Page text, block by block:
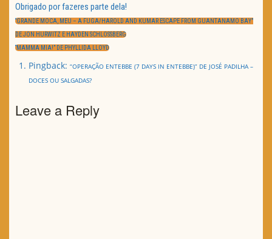
Obrigado por fazeres parte dela!
Navegação
de
artigos
PREVIOUS
POST:
“GRANDE MOCA, MEU – A FUGA/HAROLD AND KUMAR ESCAPE FROM GUANTANAMO BAY”
DE JON HURWITZ E HAYDEN SCHLOSSBERG
NEXT
POST:
“MAMMA MIA!” DE PHYLLIDA LLOYD
Pingback:“OPERAÇÃO ENTEBBE (7 DAYS IN ENTEBBE)” DE JOSÉ PADILHA –
DOCES OU SALGADAS?
Leave a Reply